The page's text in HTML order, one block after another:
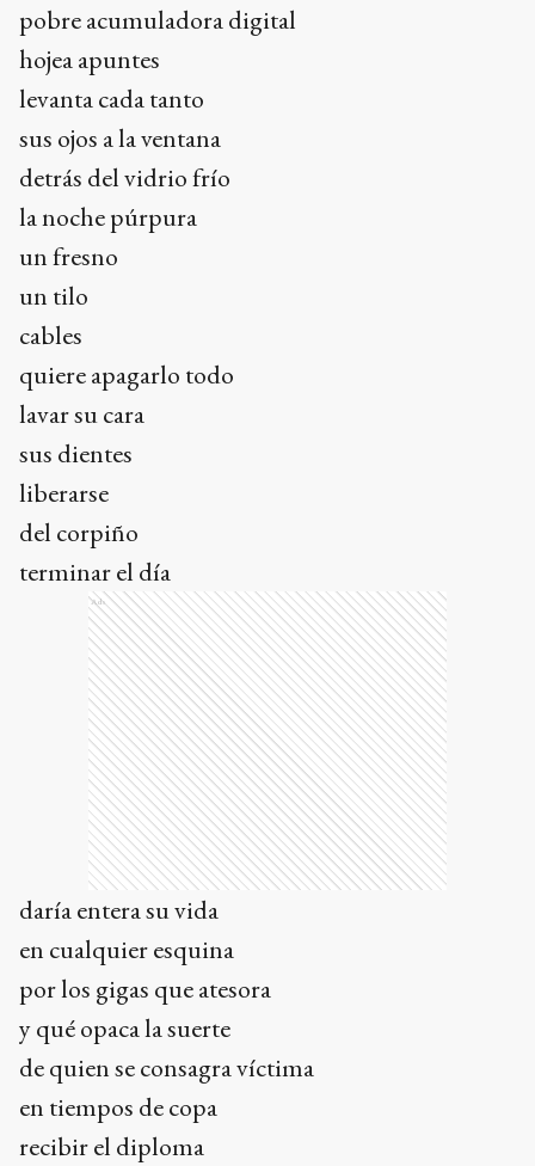
pobre acumuladora digital
hojea apuntes
levanta cada tanto
sus ojos a la ventana
detrás del vidrio frío
la noche púrpura
un fresno
un tilo
cables
quiere apagarlo todo
lavar su cara
sus dientes
liberarse
del corpiño
terminar el día
Ads
daría entera su vida
en cualquier esquina
por los gigas que atesora
y qué opaca la suerte
de quien se consagra víctima
en tiempos de copa
recibir el diploma